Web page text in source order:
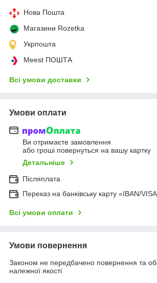
Нова Пошта
Магазини Rozetka
Укрпошта
Meest ПОШТА
Всі умови доставки
Умови оплати
Ви отримаєте замовлення
або гроші повернуться на вашу картку
Детальніше
Післяплата
Переказ на банківську карту «IBAN/
Всі умови оплати
Умови повернення
Законом не передбачено повернення та
належної якості